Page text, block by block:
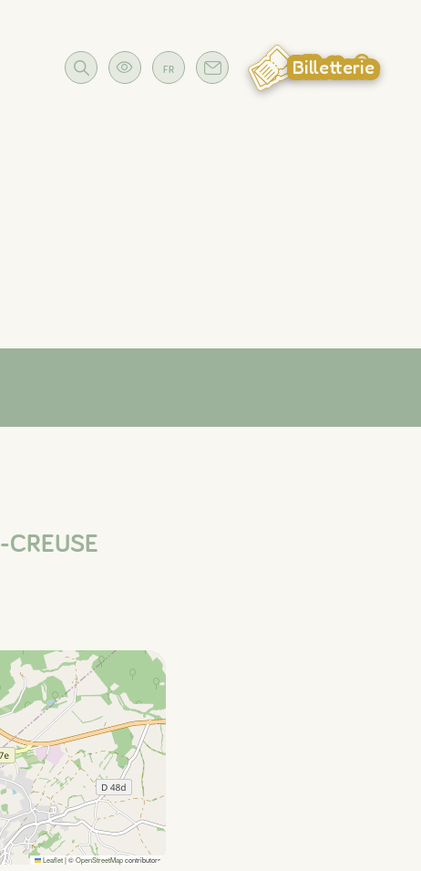
FR Billetterie
Leaflet|©OpenStreetMapcontributors